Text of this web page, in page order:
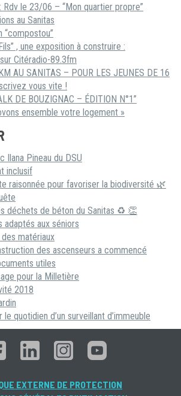
Rdv le 23/06 – “Mon quartier propre”
au Sanitas
“compostou”
, une exposition à construire :
Citéradio-89.3fm
AU SANITAS – POUR LES JEUNES DE 16
vous vite !
DE BOUZIGNAC – ÉDITION N°1”
ensemble votre logement »
Ilana Pineau du DSU
inclusif
raisonnée pour favoriser la biodiversité 🌿
déchets de béton du Sanitas ♻ 👏
adaptés aux séniors
des matériaux
des ascenseurs a commencé
utiles
pour la Milletière
2018
quotidien d’un surveillant d’immeuble
EXTERNE DE PROTECTION